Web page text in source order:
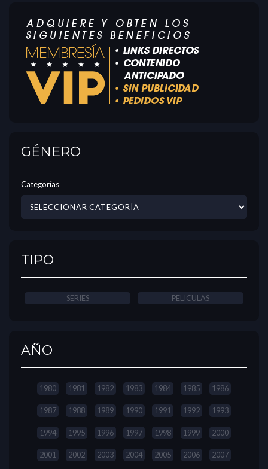
GÉNERO
Categorías
TIPO
SERIES PELICULAS
AÑO
1980 1981 1982 1983 1984 1985 1986
1987 1988 1989 1990 1991 1992 1993
1994 1995 1996 1997 1998 1999 2000
2001 2002 2003 2004 2005 2006 2007